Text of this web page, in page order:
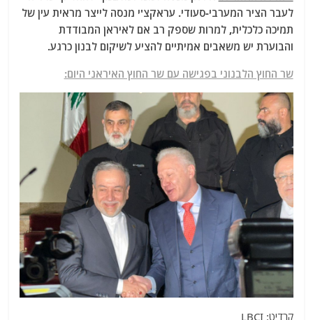
לעבר הציר המערבי-סעודי. עראקצ'י מנסה לייצר מראית עין של
תמיכה כלכלית, למרות שספק רב אם לאיראן המבודדת
והבוערת יש משאבים אמיתיים להציע לשיקום לבנון כרגע.
שר החוץ הלבנוני בפגישה עם שר החוץ האיראני היום:
קרדיט: LBCI